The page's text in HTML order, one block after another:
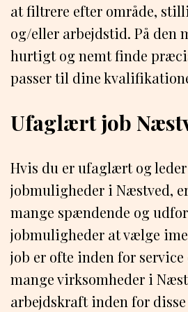
at filtrere efter område,
og/eller arbejdstid. På den
hurtigt og nemt finde
passer til dine
Ufaglært job
Hvis du er ufaglært og
jobmuligheder i Næstved,
mange spændende og
jobmuligheder at vælge
job er ofte inden for
mange virksomheder i
arbejdskraft inden for disse